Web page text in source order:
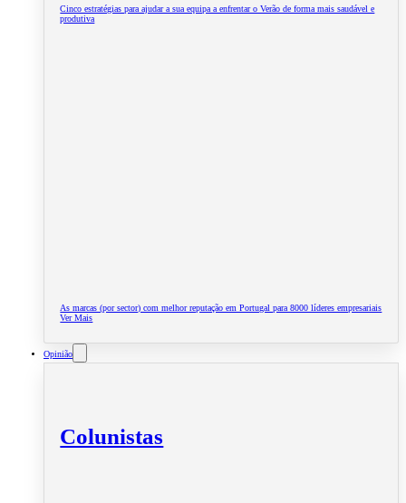
Cinco estratégias para ajudar a sua equipa a enfrentar o Verão de forma mais saudável e
produtiva
As marcas (por sector) com melhor reputação em Portugal para 8000 líderes empresariais
Ver Mais
Opinião
Colunistas